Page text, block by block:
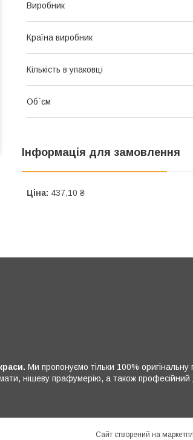
Виробник
Країна виробник
Кількість в упаковці
Об`єм
Інформація для замовлення
Ціна: 437,10 ₴
Ми пропонуємо тільки 100%
нішеву прафумерію, а також
Сайт створений на